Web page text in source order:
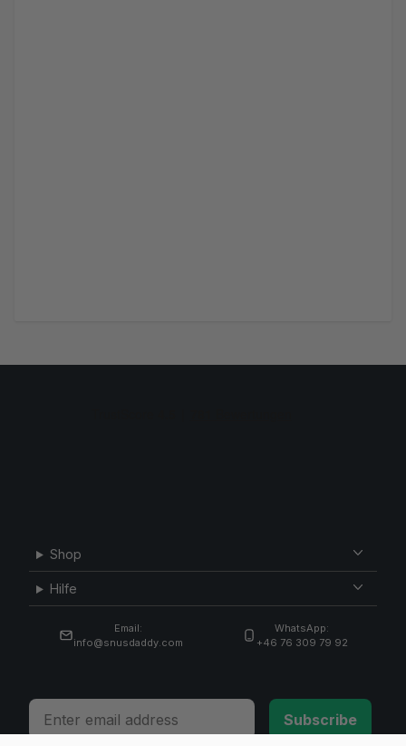
Shop
Hilfe
Email:
info@snusdaddy.com
WhatsApp:
+46 76 309 79 92
Email
Subscribe